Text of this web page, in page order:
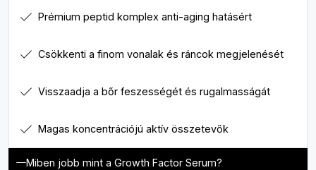
Prémium peptid komplex anti-aging hatásért
Csökkenti a finom vonalak és ráncok megjelenését
Visszaadja a bőr feszességét és rugalmasságát
Magas koncentrációjú aktív összetevők
Miben jobb mint a Growth Factor Serum?